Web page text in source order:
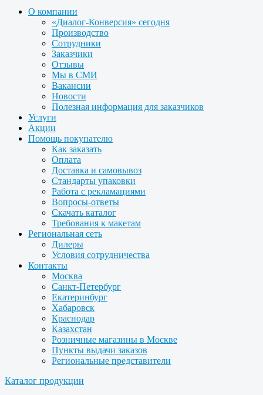
О компании
«Диалог-Конверсия» сегодня
Производство
Сотрудники
Заказчики
Отзывы
Мы в СМИ
Вакансии
Новости
Полезная информация для заказчиков
Услуги
Акции
Помощь покупателю
Как заказать
Оплата
Доставка и самовывоз
Стандарты упаковки
Работа с рекламациями
Вопросы-ответы
Скачать каталог
Требования к макетам
Региональная сеть
Дилеры
Условия сотрудничества
Контакты
Москва
Санкт-Петербург
Екатеринбург
Хабаровск
Краснодар
Казахстан
Розничные магазины в Москве
Пункты выдачи заказов
Региональные представители
Каталог продукции